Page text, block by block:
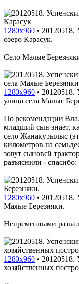
1280x960 • 20120518.
озеро Карасук.
Село Малые
1280x960 • 20120518.
улица села Малые
По рекомендации
младший сын знает,
село Жанакурылыс
километров на
зовут сыновей
разъяснили - спасибо:
1280x960 • 20120518.
Малые Березняки.
Непременными
1280x960 • 20120518.
хозяйственных